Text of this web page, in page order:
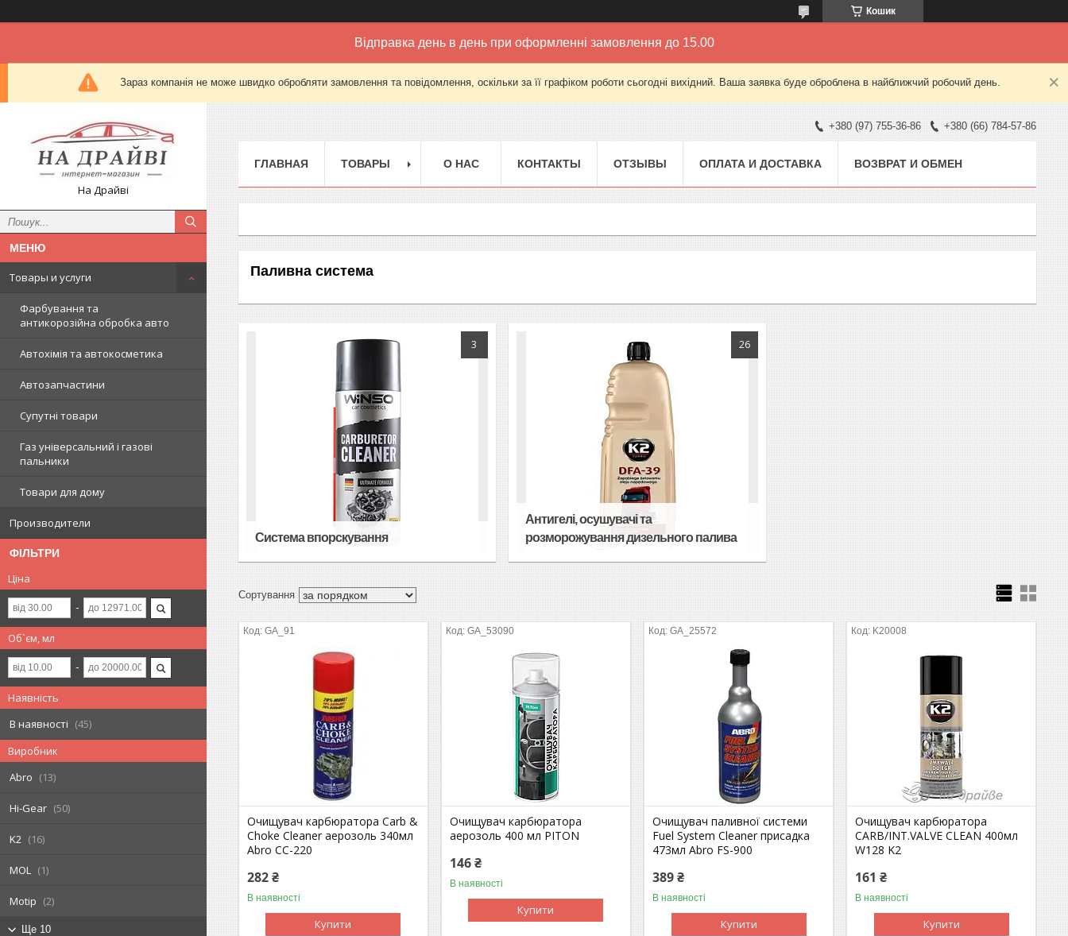
Кошик
Відправка день в день при оформленні замовлення до 15.00
Зараз компанія не може швидко обробляти замовлення та повідомлення, оскільки за її графіком роботи сьогодні вихідний. Ваша заявка буде оброблена в найближчий робочий день.
На Драйві
Товары и услуги
Фарбування та
антикорозійна обробка авто
Автохімія та автокосметика
Автозапчастини
Супутні товари
Газ універсальний і газові
пальники
Товари для дому
Производители
ФІЛЬТРИ
Ціна
Об`єм, мл
Наявність
В наявності
45
Виробник
Abro
13
Hi-Gear 50
K2 16
MOL 1
Motip 2
Ще 10
+380 (97) 755-36-86 +380 (66) 784-57-86
ГЛАВНАЯ ТОВАРЫ О НАС КОНТАКТЫ ОТЗЫВЫ ОПЛАТА И ДОСТАВКА ВОЗВРАТ И ОБМЕН
Паливна система
3
Система впорскування
26
Антигелі, осушувачі та
розморожування дизельного палива
GA_91
Очищувач карбюратора Carb &
Choke Cleaner аерозоль 340мл
Abro CC-220
282 ₴
В наявності
Купити
GA_53090
Очищувач карбюратора
аерозоль 400 мл PITON
146 ₴
В наявності
Купити
GA_25572
Очищувач паливної системи
Fuel System Cleaner присадка
473мл Abro FS-900
389 ₴
В наявності
Купити
K20008
Очищувач карбюратора
CARB/INT.VALVE CLEAN 400мл
W128 K2
161 ₴
В наявності
Купити